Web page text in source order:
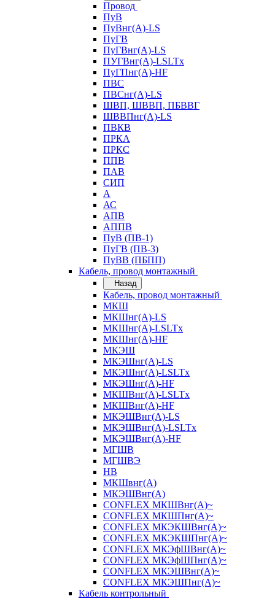
Провод
ПуВ
ПуВнг(А)-LS
ПуГВ
ПуГВнг(А)-LS
ПУГВнг(А)-LSLTx
ПуГПнг(А)-HF
ПВС
ПВСнг(А)-LS
ШВП, ШВВП, ПБВВГ
ШВВПнг(А)-LS
ПВКВ
ПРКА
ПРКС
ППВ
ПАВ
СИП
А
АС
АПВ
АППВ
ПуВ (ПВ-1)
ПуГВ (ПВ-3)
ПуВВ (ПБПП)
Кабель, провод монтажный
Назад
Кабель, провод монтажный
МКШ
МКШнг(А)-LS
МКШнг(А)-LSLTx
МКШнг(А)-HF
МКЭШ
МКЭШнг(А)-LS
МКЭШнг(А)-LSLTx
МКЭШнг(А)-HF
МКШВнг(A)-LSLTx
МКШВнг(А)-HF
МКЭШВнг(А)-LS
МКЭШВнг(A)-LSLTx
МКЭШВнг(А)-HF
МГШВ
МГШВЭ
НВ
МКШвнг(А)
МКЭШВнг(А)
CONFLEX МКШВнг(А)~
CONFLEX МКШПнг(А)~
CONFLEX МКЭКШВнг(А)~
CONFLEX МКЭКШПнг(А)~
CONFLEX МКЭфШВнг(А)~
CONFLEX МКЭфШПнг(А)~
CONFLEX МКЭШВнг(А)~
CONFLEX МКЭШПнг(А)~
Кабель контрольный